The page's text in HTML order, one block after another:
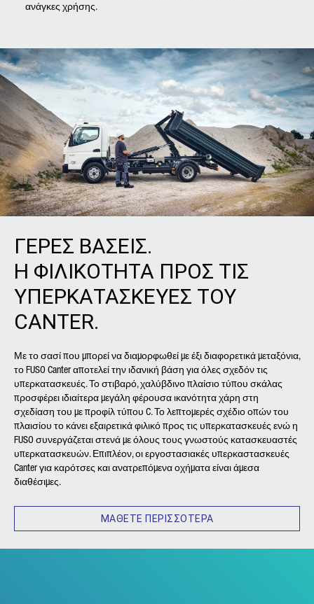
ανάγκες χρήσης.
ΓΕΡΕΣ ΒΑΣΕΙΣ.
Η ΦΙΛΙΚΟΤΗΤΑ ΠΡΟΣ ΤΙΣ
ΥΠΕΡΚΑΤΑΣΚΕΥΕΣ ΤΟΥ
CANTER.
Με το σασί που μπορεί να διαμορφωθεί με έξι διαφορετικά μεταξόνια,
το FUSO Canter αποτελεί την ιδανική βάση για όλες σχεδόν τις
υπερκατασκευές. Το στιβαρό, χαλύβδινο πλαίσιο τύπου σκάλας
προσφέρει ιδιαίτερα μεγάλη φέρουσα ικανότητα χάρη στη
σχεδίαση του με προφίλ τύπου C. Το λεπτομερές σχέδιο οπών του
πλαισίου το κάνει εξαιρετικά φιλικό προς τις υπερκατασκευές ενώ η
FUSO συνεργάζεται στενά με όλους τους γνωστούς κατασκευαστές
υπερκατασκευών. Επιπλέον, οι εργοστασιακές υπερκαστασκευές
Canter για καρότσες και ανατρεπόμενα οχήματα είναι άμεσα
διαθέσιμες.
ΜΑΘΕΤΕ ΠΕΡΙΣΣΟΤΕΡΑ